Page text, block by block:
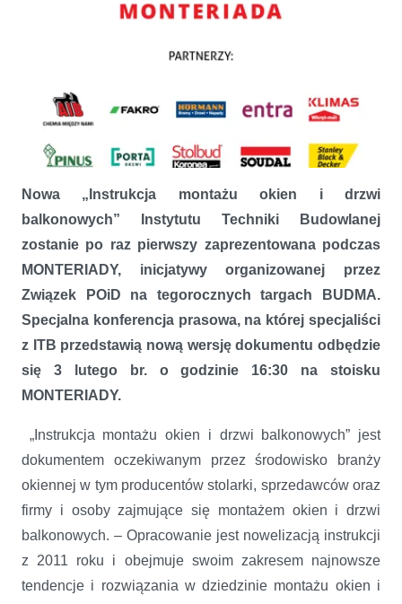
MONTERIADA 2016: ITB zaprezentuje nową instrukcję montażu
Nowa „Instrukcja montażu okien i drzwi
balkonowych” Instytutu Techniki Budowlanej
zostanie po raz pierwszy zaprezentowana podczas
MONTERIADY, inicjatywy organizowanej przez
Związek POiD na tegorocznych targach BUDMA.
Specjalna konferencja prasowa, na której specjaliści
z ITB przedstawią nową wersję dokumentu odbędzie
się 3 lutego br. o godzinie 16:30 na stoisku
MONTERIADY.
„Instrukcja montażu okien i drzwi balkonowych” jest
dokumentem oczekiwanym przez środowisko branży
okiennej w tym producentów stolarki, sprzedawców oraz
firmy i osoby zajmujące się montażem okien i drzwi
balkonowych. – Opracowanie jest nowelizacją instrukcji
z 2011 roku i obejmuje swoim zakresem najnowsze
tendencje i rozwiązania w dziedzinie montażu okien i